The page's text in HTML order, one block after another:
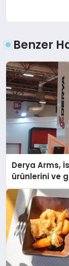
Benzer
Derya Arms,
ürünlerini ve